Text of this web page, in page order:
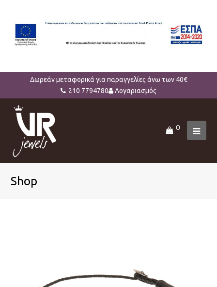
Δωρεάν μεταφορικά για παραγγελίες άνω των 40€
210 7794780
Λογαριασμός
0
Shop